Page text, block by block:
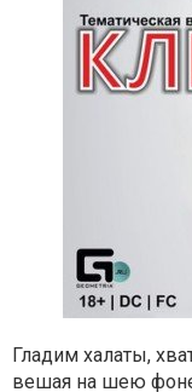
Гладим халаты,
вешая на шею